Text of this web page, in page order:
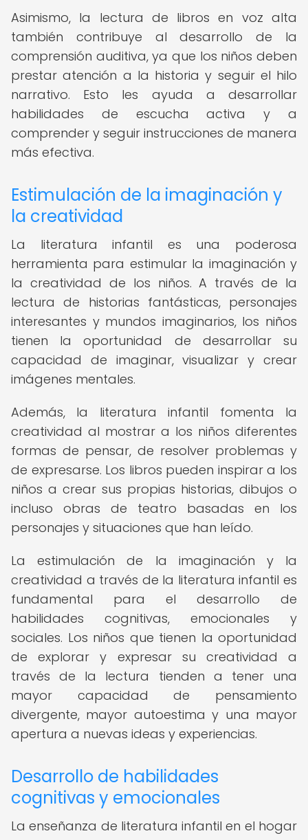
Asimismo, la lectura de libros en voz alta
también contribuye al desarrollo de la
comprensión auditiva, ya que los niños deben
prestar atención a la historia y seguir el hilo
narrativo. Esto les ayuda a desarrollar
habilidades de escucha activa y a
comprender y seguir instrucciones de manera
más efectiva.
Estimulación de la imaginación y
la creatividad
La literatura infantil es una poderosa
herramienta para estimular la imaginación y
la creatividad de los niños. A través de la
lectura de historias fantásticas, personajes
interesantes y mundos imaginarios, los niños
tienen la oportunidad de desarrollar su
capacidad de imaginar, visualizar y crear
imágenes mentales.
Además, la literatura infantil fomenta la
creatividad al mostrar a los niños diferentes
formas de pensar, de resolver problemas y
de expresarse. Los libros pueden inspirar a los
niños a crear sus propias historias, dibujos o
incluso obras de teatro basadas en los
personajes y situaciones que han leído.
La estimulación de la imaginación y la
creatividad a través de la literatura infantil es
fundamental para el desarrollo de
habilidades cognitivas, emocionales y
sociales. Los niños que tienen la oportunidad
de explorar y expresar su creatividad a
través de la lectura tienden a tener una
mayor capacidad de pensamiento
divergente, mayor autoestima y una mayor
apertura a nuevas ideas y experiencias.
Desarrollo de habilidades
cognitivas y emocionales
La enseñanza de literatura infantil en el hogar